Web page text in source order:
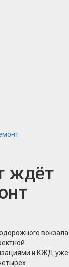
ждёт
вокзала
и КЖД уже